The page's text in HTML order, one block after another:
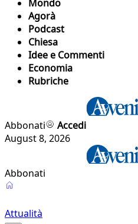
Mondo
Agorà
Podcast
Chiesa
Idee e Commenti
Economia
Rubriche
Abbonati
Accedi
August 8, 2026
Abbonati
Attualità